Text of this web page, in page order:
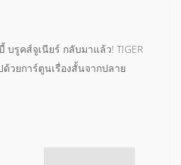
บรูคส์จูเนียร์ กลับมาแล้ว! TIGER
วยการ์ตูนเรื่องสั้นจากปลาย